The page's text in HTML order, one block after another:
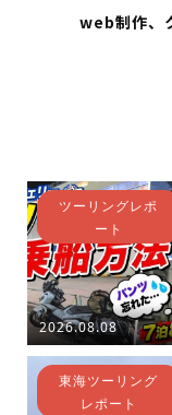
web制作、
2026.08.08
ツーリングレポ
ート
東海ツーリング
レポート